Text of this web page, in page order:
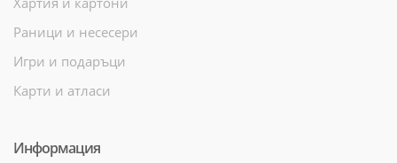
Раници и несесери
Игри и подаръци
Карти и атласи
Информация